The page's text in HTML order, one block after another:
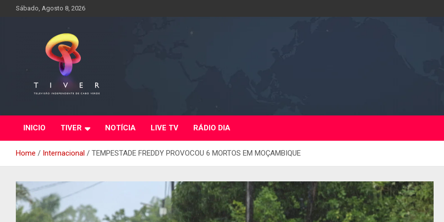
Sábado, Agosto 8, 2026
INICIO TIVER NOTÍCIA LIVE TV RÁDIO DIA
Home Internacional TEMPESTADE FREDDY PROVOCOU 6 MORTOS EM MOÇAMBIQUE